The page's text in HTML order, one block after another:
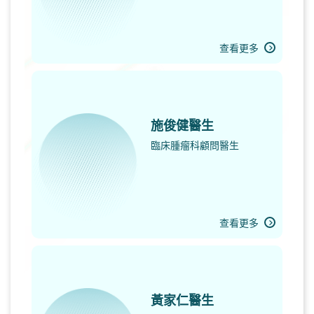
查看更多
施俊健醫生
臨床腫瘤科顧問醫生
查看更多
黃家仁醫生